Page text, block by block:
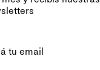
tu email